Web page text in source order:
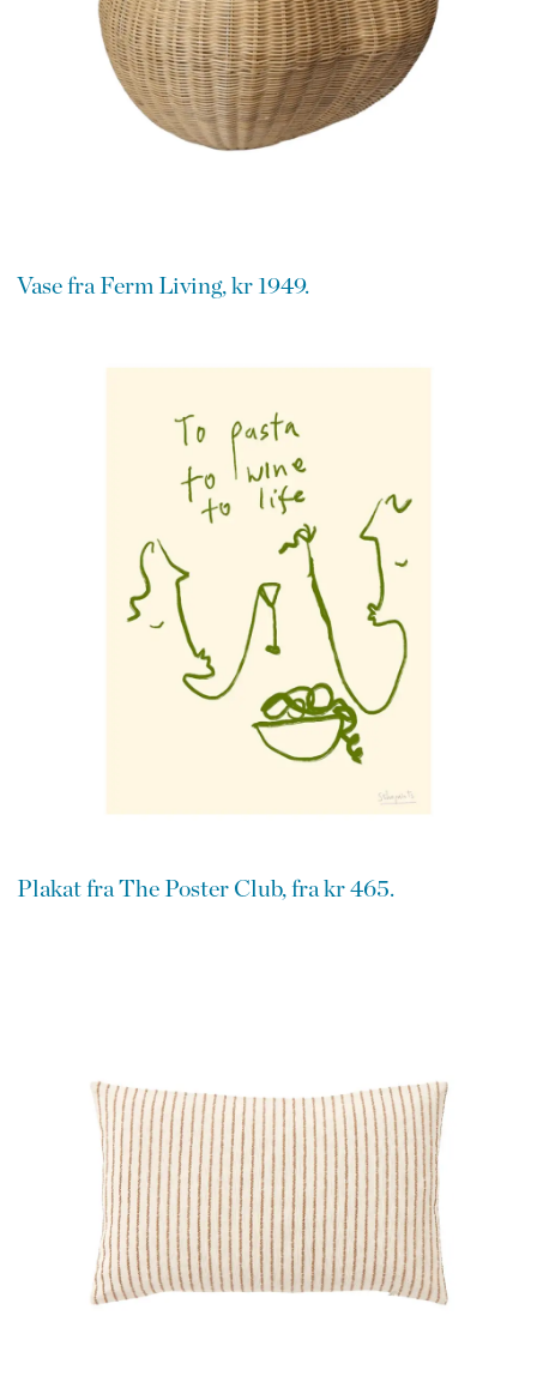
Vase fra Ferm Living, kr 1949.
Plakat fra The Poster Club, fra kr 465.